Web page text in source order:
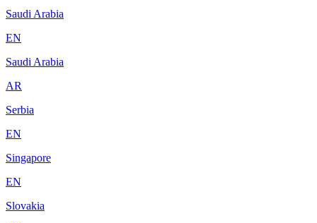
Saudi Arabia
EN
Saudi Arabia
AR
Serbia
EN
Singapore
EN
Slovakia